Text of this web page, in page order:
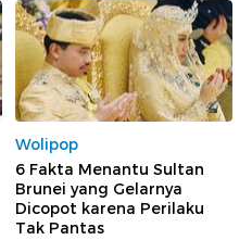
Wolipop
6 Fakta Menantu Sultan
Brunei yang Gelarnya
Dicopot karena Perilaku
Tak Pantas